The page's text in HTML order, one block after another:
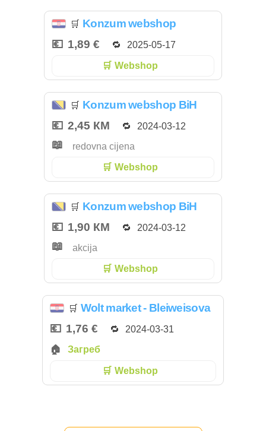
🛒 Konzum webshop
1,89 €
2025-05-17
Webshop
🛒 Konzum webshop BiH
2,45 КМ
2024-03-12
redovna cijena
Webshop
🛒 Konzum webshop BiH
1,90 КМ
2024-03-12
akcija
Webshop
🛒 Wolt market - Bleiweisova
1,76 €
2024-03-31
Загреб
Webshop